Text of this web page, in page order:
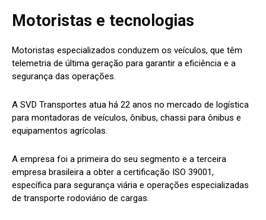
Motoristas e tecnologias
Motoristas especializados conduzem os veículos, que têm
telemetria de última geração para garantir a eficiência e a
segurança das operações.
A SVD Transportes atua há 22 anos no mercado de logística
para montadoras de veículos, ônibus, chassi para ônibus e
equipamentos agrícolas.
A empresa foi a primeira do seu segmento e a terceira
empresa brasileira a obter a certificação ISO 39001,
específica para segurança viária e operações especializadas
de transporte rodoviário de cargas.